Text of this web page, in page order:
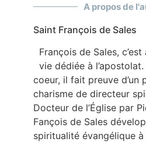
A propos de
Saint François de Sales
François de Sales,
vie dédiée à
coeur, il fait preuve d’un
charisme de directeur
Docteur de l’Église par
Fançois de Sales
spiritualité évangélique